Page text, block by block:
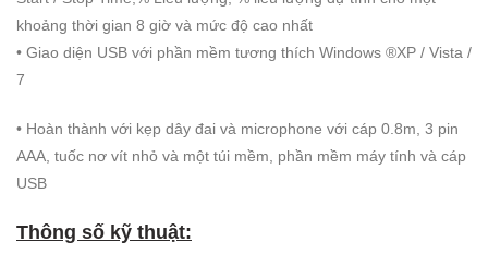
khoảng thời gian 8 giờ và mức độ cao nhất
• Giao diện USB với phần mềm tương thích Windows ®XP / Vista /
7
• Hoàn thành với kẹp dây đai và microphone với cáp 0.8m, 3 pin
AAA, tuốc nơ vít nhỏ và một túi mềm, phần mềm máy tính và cáp
USB
Thông số kỹ thuật: